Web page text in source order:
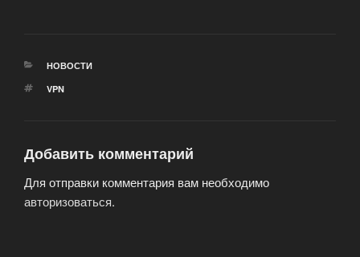
РУБРИКИ
НОВОСТИ
МЕТКИ
VPN
Добавить комментарий
Для отправки комментария вам необходимо
авторизоваться.